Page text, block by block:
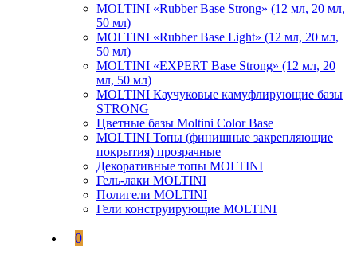
MOLTINI «Rubber Base Strong» (12 мл, 20 мл,
50 мл)
MOLTINI «Rubber Base Light» (12 мл, 20 мл,
50 мл)
MOLTINI «EXPERT Base Strong» (12 мл, 20
мл, 50 мл)
MOLTINI Каучуковые камуфлирующие базы
STRONG
Цветные базы Moltini Color Base
MOLTINI Топы (финишные закрепляющие
покрытия) прозрачные
Декоративные топы MOLTINI
Гель-лаки MOLTINI
Полигели MOLTINI
Гели конструирующие MOLTINI
0